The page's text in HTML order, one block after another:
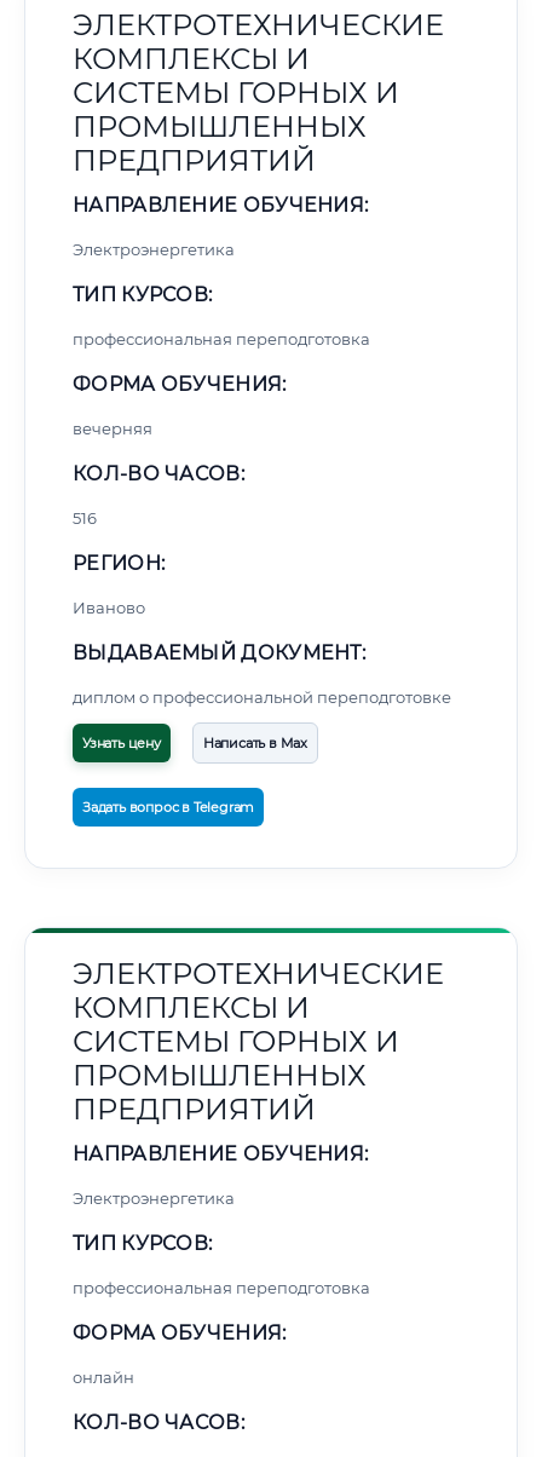
ЭЛЕКТРОТЕХНИЧЕСКИЕ
КОМПЛЕКСЫ И
СИСТЕМЫ ГОРНЫХ И
ПРОМЫШЛЕННЫХ
ПРЕДПРИЯТИЙ
НАПРАВЛЕНИЕ ОБУЧЕНИЯ:
Электроэнергетика
ТИП КУРСОВ:
профессиональная переподготовка
ФОРМА ОБУЧЕНИЯ:
вечерняя
КОЛ-ВО ЧАСОВ:
516
РЕГИОН:
Иваново
ВЫДАВАЕМЫЙ ДОКУМЕНТ:
диплом о профессиональной переподготовке
Узнать цену Написать в Max
Задать вопрос в Telegram
ЭЛЕКТРОТЕХНИЧЕСКИЕ
КОМПЛЕКСЫ И
СИСТЕМЫ ГОРНЫХ И
ПРОМЫШЛЕННЫХ
ПРЕДПРИЯТИЙ
НАПРАВЛЕНИЕ ОБУЧЕНИЯ:
Электроэнергетика
ТИП КУРСОВ:
профессиональная переподготовка
ФОРМА ОБУЧЕНИЯ:
онлайн
КОЛ-ВО ЧАСОВ: